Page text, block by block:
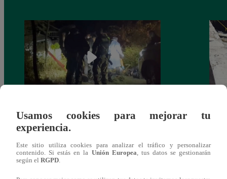
Tragedia en el Vraem: Sobreviviente a
intervención dio negativo en examen de
Usamos cookies para mejorar tu
experiencia.
Este sitio utiliza cookies para analizar el tráfico y personalizar
contenido. Si estás en la Unión Europea, tus datos se gestionarán
según el RGPD.